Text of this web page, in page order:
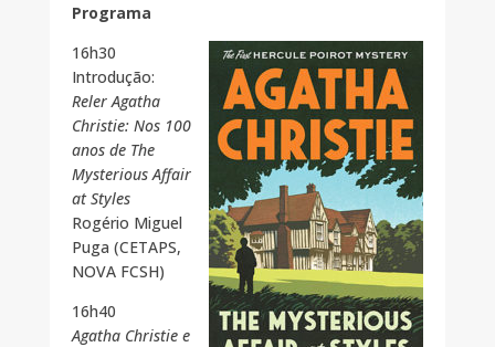
Programa
16h30
Introdução:
Reler Agatha
Christie: Nos 100
anos de The
Mysterious Affair
at Styles
Rogério Miguel
Puga (CETAPS,
NOVA FCSH)
16h40
Agatha Christie e